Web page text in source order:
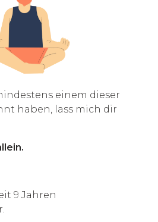
einem dieser
haben, lass mich dir
9 Jahren